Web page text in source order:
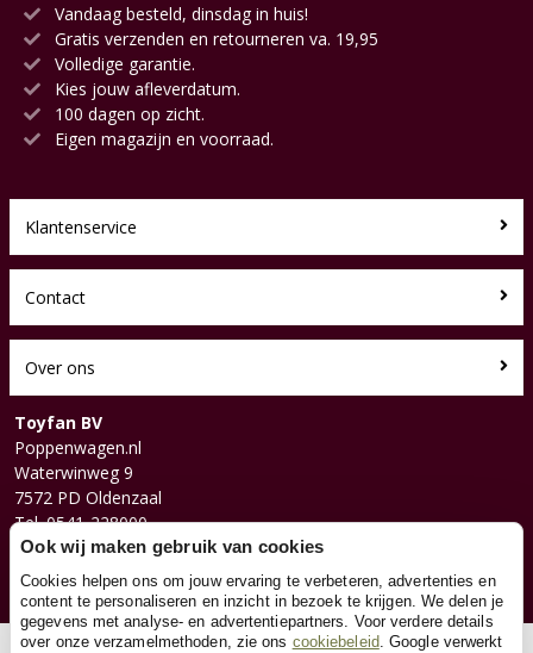
Vandaag besteld, dinsdag in huis!
Gratis verzenden en retourneren va. 19,95
Volledige garantie.
Kies jouw afleverdatum.
100 dagen op zicht.
Eigen magazijn en voorraad.
Klantenservice
Contact
Over ons
Toyfan BV
Poppenwagen.nl
Waterwinweg 9
7572 PD Oldenzaal
Tel. 0541-228000
Facebook
Instagram
Ook wij maken gebruik van cookies
Cookies helpen ons om jouw ervaring te verbeteren, advertenties en
content te personaliseren en inzicht in bezoek te krijgen. We delen je
gegevens met analyse- en advertentiepartners. Voor verdere details
over onze verzamelmethoden, zie ons cookiebeleid. Google verwerkt